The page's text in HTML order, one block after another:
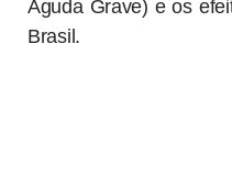
informações
internações por